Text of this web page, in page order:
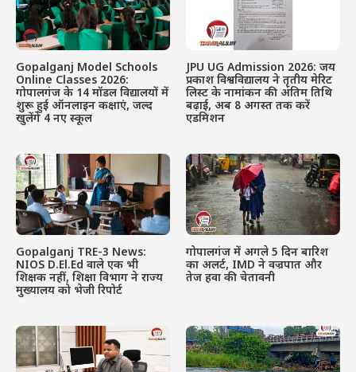
Gopalganj Model Schools
Online Classes 2026:
गोपालगंज के 14 मॉडल विद्यालयों में
शुरू हुई ऑनलाइन कक्षाएं, जल्द
खुलेंगे 4 नए स्कूल
JPU UG Admission 2026: जय
प्रकाश विश्वविद्यालय ने तृतीय मेरिट
लिस्ट के नामांकन की अंतिम तिथि
बढ़ाई, अब 8 अगस्त तक करें
एडमिशन
Gopalganj TRE-3 News:
NIOS D.El.Ed वाले एक भी
शिक्षक नहीं, शिक्षा विभाग ने राज्य
मुख्यालय को भेजी रिपोर्ट
गोपालगंज में अगले 5 दिन बारिश
का अलर्ट, IMD ने वज्रपात और
तेज हवा की चेतावनी